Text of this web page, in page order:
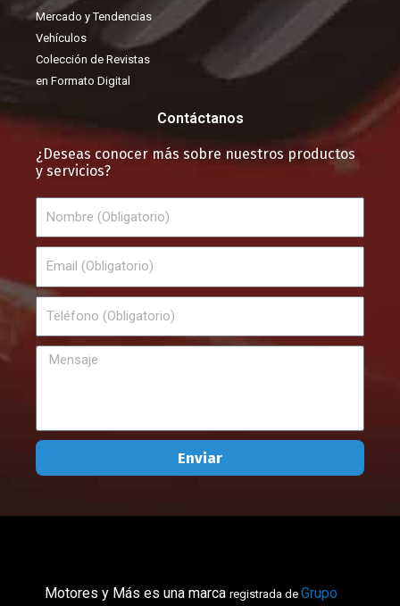
Mercado y Tendencias
Vehículos
Colección de Revistas
en Formato Digital
Contáctanos
¿Deseas conocer más sobre nuestros productos
y servicios?
Teléfono
Mensaje
Enviar
Motores y Más es una marca registrada de Grupo